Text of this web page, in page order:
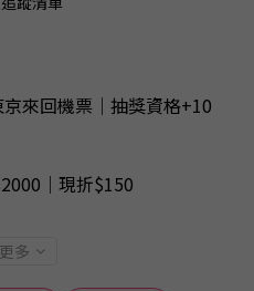
來回機票｜抽獎資格+10
｜現折$150
多